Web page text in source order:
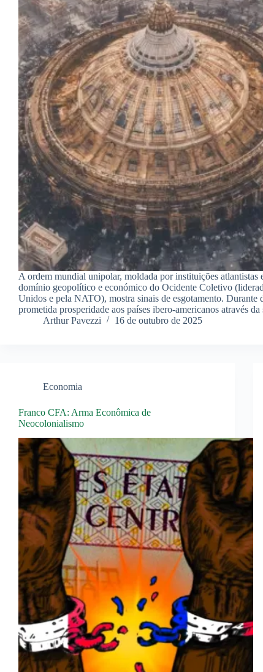
A ordem mundial unipolar, moldada por instituições atlantistas
domínio geopolítico e económico do Ocidente Coletivo
Unidos e pela NATO), mostra sinais de esgotamento. Durante
prometida prosperidade aos países ibero-americanos através
Arthur Pavezzi
16 de outubro de 2025
Economia
Franco CFA: Arma Econômica de
Neocolonialismo